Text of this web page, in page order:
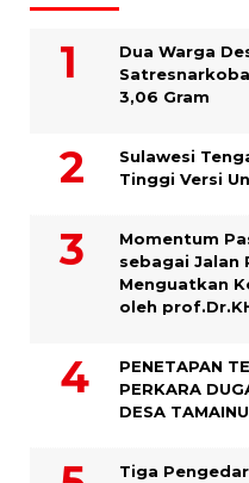
Dua Warga
3,06 Gram
Sulawesi
Tinggi Versi
Momentum
sebagai Jalan
Menguatkan
oleh
PENETAPAN
PERKARA
DESA
Tiga